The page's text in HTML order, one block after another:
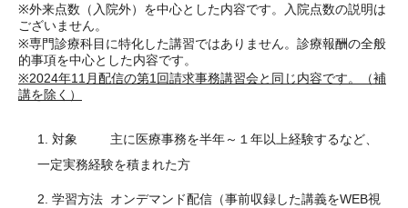
※外来点数（入院外）を中心とした内容です。入院点数の説明は
ございません。
※専門診療科目に特化した講習ではありません。診療報酬の全般
的事項を中心とした内容です。
※2024年11月配信の第1回請求事務講習会と同じ内容です。（補
講を除く）
対象 主に医療事務を半年～１年以上経験するなど、
一定実務経験を積まれた方
学習方法 オンデマンド配信（事前収録した講義をWEB視